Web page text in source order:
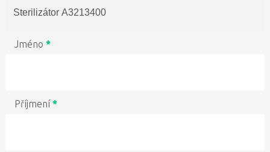
Jméno *
Příjmení*